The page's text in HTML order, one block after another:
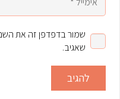
שמור בדפדפן זה את
שאגיב.
להגיב